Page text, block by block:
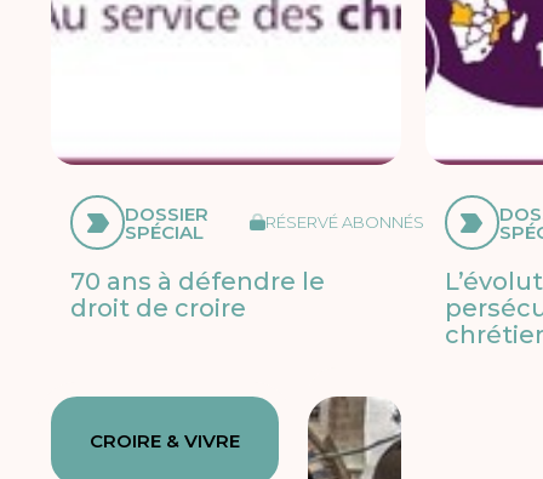
DOSSIER
SPÉCIAL RÉSERVÉ ABONNÉS
70 ans à défendre le
droit de croire
CROIRE & VIVRE